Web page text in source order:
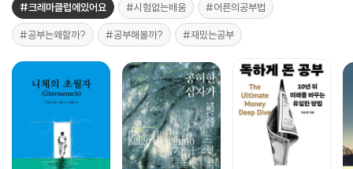
#크레마클럽에있어요 #시험없는배움 #어른의공부법
#공부는왜할까? #공부해볼까? #재밌는공부